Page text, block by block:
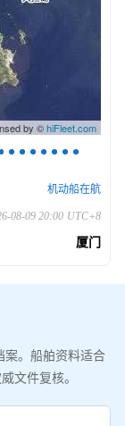
by ©hiFleet.com
机动船在航
08-09 20:00 UTC+8
厦门
案。船舶资料适合
文件复核。